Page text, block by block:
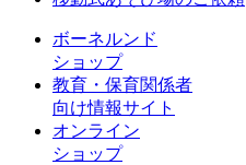
ボーネルンド
ショップ
教育・保育関係者
向け情報サイト
オンライン
ショップ